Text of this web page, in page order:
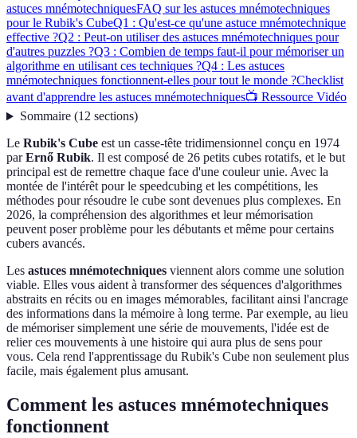
astuces mnémotechniquesFAQ sur les astuces mnémotechniques
pour le Rubik's CubeQ1 : Qu'est-ce qu'une astuce mnémotechnique
effective ?Q2 : Peut-on utiliser des astuces mnémotechniques pour
d'autres puzzles ?Q3 : Combien de temps faut-il pour mémoriser un
algorithme en utilisant ces techniques ?Q4 : Les astuces
mnémotechniques fonctionnent-elles pour tout le monde ?Checklist
avant d'apprendre les astuces mnémotechniques📺 Ressource Vidéo
Sommaire(12 sections)
Le Rubik's Cube est un casse-tête tridimensionnel conçu en 1974
parErnő Rubik. Il est composé de 26 petits cubes rotatifs, et le but
principal est de remettre chaque face d'une couleur unie. Avec la
montée de l'intérêt pour le speedcubing et les compétitions, les
méthodes pour résoudre le cube sont devenues plus complexes. En
2026, la compréhension des algorithmes et leur mémorisation
peuvent poser problème pour les débutants et même pour certains
cubers avancés.
Les astuces mnémotechniques viennent alors comme une solution
viable. Elles vous aident à transformer des séquences d'algorithmes
abstraits en récits ou en images mémorables, facilitant ainsi l'ancrage
des informations dans la mémoire à long terme. Par exemple, au lieu
de mémoriser simplement une série de mouvements, l'idée est de
relier ces mouvements à une histoire qui aura plus de sens pour
vous. Cela rend l'apprentissage du Rubik's Cube non seulement plus
facile, mais également plus amusant.
Comment les astuces mnémotechniques
fonctionnent